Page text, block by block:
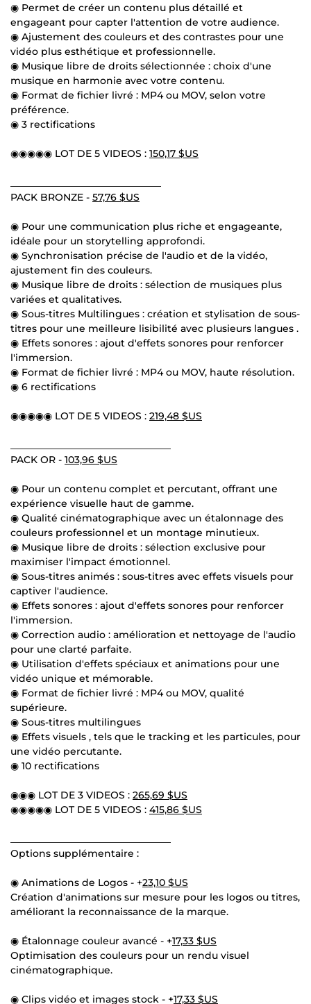
◉ Permet de créer un contenu plus détaillé et
engageant pour capter l'attention de votre audience.
◉ Ajustement des couleurs et des contrastes pour une
vidéo plus esthétique et professionnelle.
◉ Musique libre de droits sélectionnée : choix d'une
musique en harmonie avec votre contenu.
◉ Format de fichier livré : MP4 ou MOV, selon votre
préférence.
◉ 3 rectifications
◉◉◉◉◉ LOT DE 5 VIDEOS : 150,17 $US
PACK BRONZE - 57,76 $US
◉ Pour une communication plus riche et engageante,
idéale pour un storytelling approfondi.
◉ Synchronisation précise de l'audio et de la vidéo,
ajustement fin des couleurs.
◉ Musique libre de droits : sélection de musiques plus
variées et qualitatives.
◉ Sous-titres Multilingues : création et stylisation de sous-
titres pour une meilleure lisibilité avec plusieurs langues .
◉ Effets sonores : ajout d'effets sonores pour renforcer
l'immersion.
◉ Format de fichier livré : MP4 ou MOV, haute résolution.
◉ 6 rectifications
◉◉◉◉◉ LOT DE 5 VIDEOS : 219,48 $US
PACK OR - 103,96 $US
◉ Pour un contenu complet et percutant, offrant une
expérience visuelle haut de gamme.
◉ Qualité cinématographique avec un étalonnage des
couleurs professionnel et un montage minutieux.
◉ Musique libre de droits : sélection exclusive pour
maximiser l'impact émotionnel.
◉ Sous-titres animés : sous-titres avec effets visuels pour
captiver l'audience.
◉ Effets sonores : ajout d'effets sonores pour renforcer
l'immersion.
◉ Correction audio : amélioration et nettoyage de l'audio
pour une clarté parfaite.
◉ Utilisation d'effets spéciaux et animations pour une
vidéo unique et mémorable.
◉ Format de fichier livré : MP4 ou MOV, qualité
supérieure.
◉ Sous-titres multilingues
◉ Effets visuels , tels que le tracking et les particules, pour
une vidéo percutante.
◉ 10 rectifications
◉◉◉ LOT DE 3 VIDEOS : 265,69 $US
◉◉◉◉◉ LOT DE 5 VIDEOS : 415,86 $US
Options supplémentaire :
◉ Animations de Logos - +23,10 $US
Création d'animations sur mesure pour les logos ou titres,
améliorant la reconnaissance de la marque.
◉ Étalonnage couleur avancé - +17,33 $US
Optimisation des couleurs pour un rendu visuel
cinématographique.
◉ Clips vidéo et images stock - +17,33 $US